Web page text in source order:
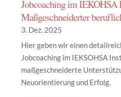
Jobcoaching im IEKOHSA
Maßgeschneiderter
3. Dez. 2025
Hier geben wir einen
Jobcoaching im IEKSOHSA
maßgeschneiderte
Neuorientierung und Erfolg.